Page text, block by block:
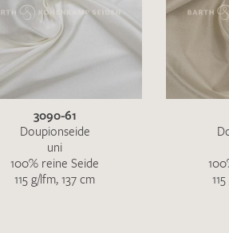
3090-61
Doupionseide
uni
100% reine Seide
115 g/lfm, 137 cm